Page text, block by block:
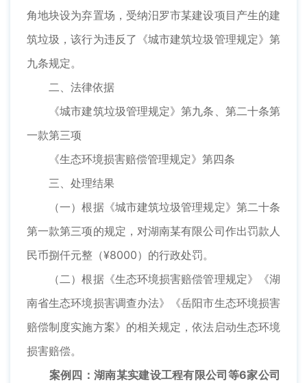
角地块设为弃置场，受纳汨罗市某建设项目产生的建
筑垃圾，该行为违反了《城市建筑垃圾管理规定》第
九条规定。
二、法律依据
《城市建筑垃圾管理规定》第九条、第二十条第
一款第三项
《生态环境损害赔偿管理规定》第四条
三、处理结果
（一）根据《城市建筑垃圾管理规定》第二十条
第一款第三项的规定，对湖南某有限公司作出罚款人
民币捌仟元整（¥8000）的行政处罚。
（二）根据《生态环境损害赔偿管理规定》《湖
南省生态环境损害调查办法》《岳阳市生态环境损害
赔偿制度实施方案》的相关规定，依法启动生态环境
损害赔偿。
案例四：湖南某实建设工程有限公司等6家公司